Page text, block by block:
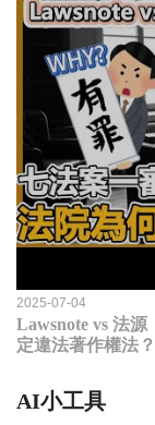
2025-07-04
Lawsnote vs 法
定違法著作權法？
AI小工具